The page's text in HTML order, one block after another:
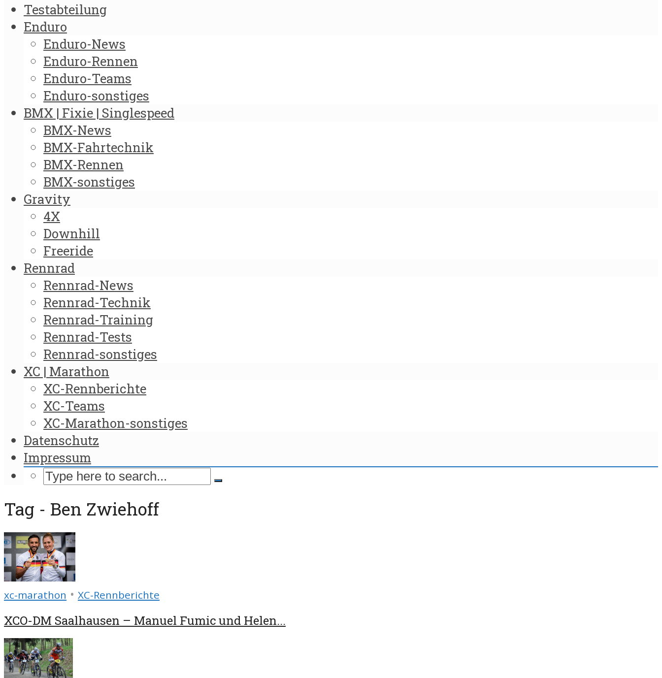
Testabteilung
Enduro
Enduro-News
Enduro-Rennen
Enduro-Teams
Enduro-sonstiges
BMX | Fixie | Singlespeed
BMX-News
BMX-Fahrtechnik
BMX-Rennen
BMX-sonstiges
Gravity
4X
Downhill
Freeride
Rennrad
Rennrad-News
Rennrad-Technik
Rennrad-Training
Rennrad-Tests
Rennrad-sonstiges
XC | Marathon
XC-Rennberichte
XC-Teams
XC-Marathon-sonstiges
Datenschutz
Impressum
Tag - Ben Zwiehoff
xc-marathon • XC-Rennberichte
XCO-DM Saalhausen – Manuel Fumic und Helen...